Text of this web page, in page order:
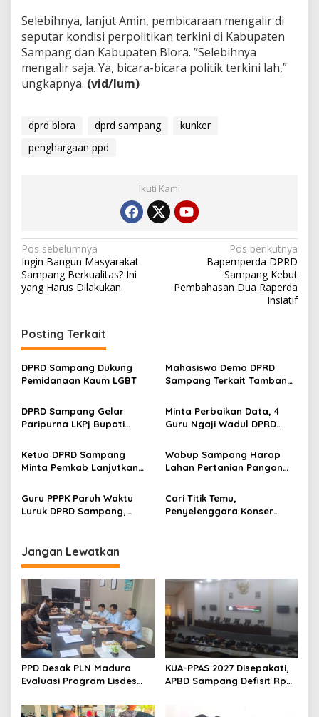
Selebihnya, lanjut Amin, pembicaraan mengalir di
seputar kondisi perpolitikan terkini di Kabupaten
Sampang dan Kabupaten Blora. ”Selebihnya
mengalir saja. Ya, bicara-bicara politik terkini lah,”
ungkapnya. (vid/lum)
dprd blora dprd sampang
kunker
penghargaan ppd
Ikuti Kami
Navigasi
pos
Pos sebelumnya
Ingin Bangun Masyarakat
Sampang Berkualitas? Ini
yang Harus Dilakukan
Pos berikutnya
Bapemperda DPRD
Sampang Kebut
Pembahasan Dua Raperda
Insiatif
Posting Terkait
DPRD Sampang Dukung
Pemidanaan Kaum LGBT
Mahasiswa Demo DPRD
Sampang Terkait Tambang
DPRD Sampang Gelar
Paripurna LKPj Bupati
Minta Perbaikan Data, 4
Guru Ngaji Wadul DPRD
Ketua DPRD Sampang
Minta Pemkab Lanjutkan
Masyarakat
Wabup Sampang Harap
Lahan Pertanian Pangan
Guru PPPK Paruh Waktu
Luruk DPRD Sampang,
Cari Titik Temu,
Penyelenggara Konser
Jangan Lewatkan
PPD Desak PLN Madura
Evaluasi Program Lisdes
KUA-PPAS 2027 Disepakati,
APBD Sampang Defisit Rp